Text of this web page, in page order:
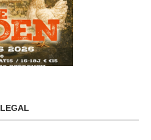
LEGAL